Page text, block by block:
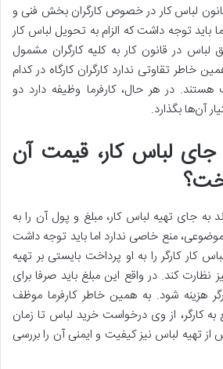
لباس کار در خصوص کارگران بخش فنی و
باید توجه داشت که الزام به تحویل لباس کار
لباس در قانون کار به کلیه کارگران مشمول
خاطر تقاوتی ندارد کارگران کارگاه در کدام
در هر حال، کارفرما وظیفه دارد دو
آن‌ها بگذارد.
جای لباس کار، قیمت آن
به جای تهیه لباس کار، مبلغ و پول آن را به
منع خاصی ندارد اما باید توجه داشت
کار کارگر را به او پرداخت بایستی بر تهیه
کند. در واقع این مبلغ باید صرفا برای
هزینه شود. به همین خاطر کارفرما موظف
کارگر، از وی درخواست خرید لباس تا زمان
تهیه لباس نیز کیفیت و ایمنی آن را بررسی